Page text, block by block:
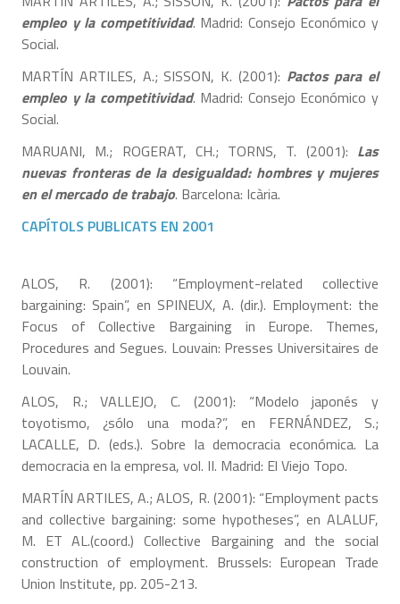
empleo y la competitividad. Madrid: Consejo Económico y
Social.
MARTÍN ARTILES, A.; SISSON, K. (2001): Pactos para el
empleo y la competitividad. Madrid: Consejo Económico y
Social.
MARUANI, M.; ROGERAT, CH.; TORNS, T. (2001): Las
nuevas fronteras de la desigualdad: hombres y mujeres
en el mercado de trabajo. Barcelona: Icària.
CAPÍTOLS PUBLICATS EN 2001
ALOS, R. (2001): “Employment-related collective
bargaining: Spain”, en SPINEUX, A. (dir.). Employment: the
Focus of Collective Bargaining in Europe. Themes,
Procedures and Segues. Louvain: Presses Universitaires de
Louvain.
ALOS, R.; VALLEJO, C. (2001): “Modelo japonés y
toyotismo, ¿sólo una moda?”, en FERNÁNDEZ, S.;
LACALLE, D. (eds.). Sobre la democracia económica. La
democracia en la empresa, vol. II. Madrid: El Viejo Topo.
MARTÍN ARTILES, A.; ALOS, R. (2001): “Employment pacts
and collective bargaining: some hypotheses”, en ALALUF,
M. ET AL.(coord.) Collective Bargaining and the social
construction of employment. Brussels: European Trade
Union Institute, pp. 205-213.